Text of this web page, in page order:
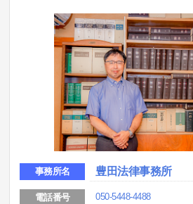
事務所名 豊田法律事務所
電話番号 050-5448-4488